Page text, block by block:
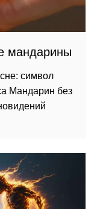
мандарины
символ
Мандарин без